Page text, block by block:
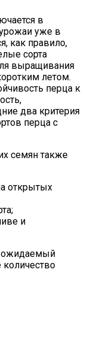
в
уже в
как правило,
сорта
выращивания
летом.
перца к
два критерия
перца с
семян также
открытых
и
ожидаемый